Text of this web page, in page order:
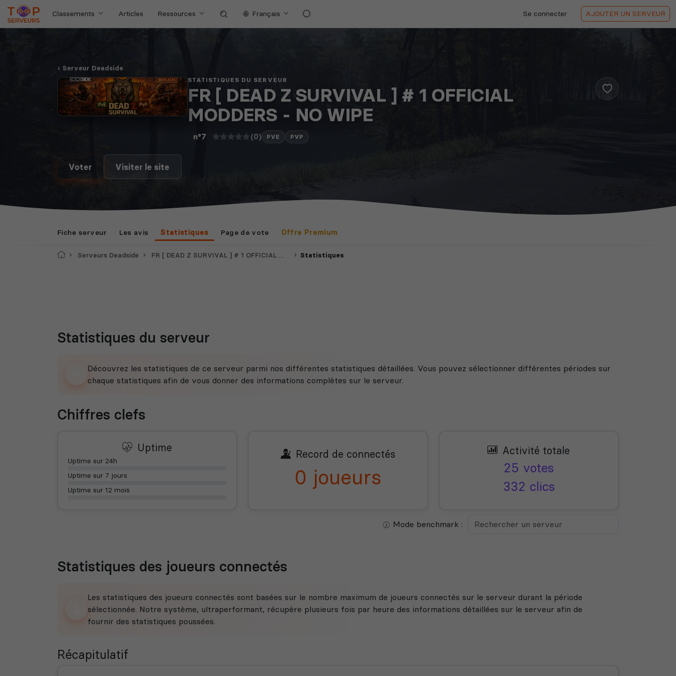
Classements Articles Ressources Français Se connecter AJOUTER UN SERVEUR
Serveur Deadside
STATISTIQUES DU SERVEUR
FR [ DEAD Z SURVIVAL ] # 1 OFFICIAL
MODDERS - NO WIPE
n°7 (0) PVE PVP
Voter Visiter le site
Fiche serveur Les avis Statistiques Page de vote Offre Premium
AccueilServeurs Deadside FR [ DEAD Z SURVIVAL ] # 1 OFFICIAL MODDERS - NO WIPE Statistiques
Statistiques du serveur
Découvrez les statistiques de ce serveur parmi nos différentes statistiques détaillées. Vous pouvez sélectionner différentes périodes sur
chaque statistiques afin de vous donner des informations complètes sur le serveur.
Chiffres clefs
Uptime
Uptime sur 24h
Uptime sur 7 jours
Uptime sur 12 mois
Record de connectés
0 joueurs
Activité totale
25 votes
332 clics
Mode benchmark :
Statistiques des joueurs connectés
Les statistiques des joueurs connectés sont basées sur le nombre maximum de joueurs connectés sur le serveur durant la période
sélectionnée. Notre système, ultraperformant, récupère plusieurs fois par heure des informations détaillées sur le serveur afin de
fournir des statistiques poussées.
Récapitulatif